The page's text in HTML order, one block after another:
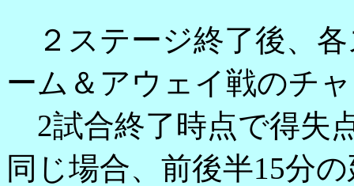
２ステージ終了後、
ーム＆アウェイ戦のチ
2試合終了時点で得失
同じ場合、前後半15分